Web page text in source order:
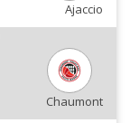
Ajaccio
Chaumont